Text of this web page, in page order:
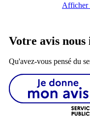
Afficher
Votre avis nous
Qu'avez-vous pensé du